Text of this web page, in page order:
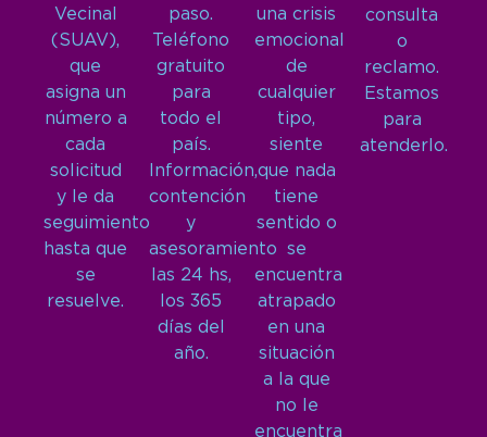
Vecinal
(SUAV),
que
asigna un
número a
cada
solicitud
y le da
seguimiento
hasta que
se
resuelve.
paso.
Teléfono
gratuito
para
todo el
país.
Información,
contención
y
asesoramiento
las 24 hs,
los 365
días del
año.
una crisis
emocional
de
cualquier
tipo,
siente
que nada
tiene
sentido o
se
encuentra
atrapado
en una
situación
a la que
no le
encuentra
consulta
o
reclamo.
Estamos
para
atenderlo.